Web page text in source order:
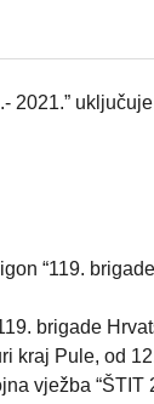
2021.”
“119.
brigade
kraj Pule, od
vježba “ŠTIT